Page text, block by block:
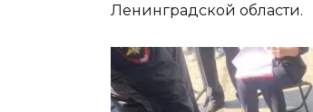
Ленинградской области.